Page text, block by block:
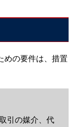
めの要件は、措置
引の媒介、代